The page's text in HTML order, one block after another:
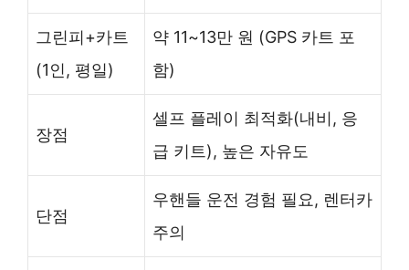
그린피+카트
(1인, 평일)
약 11~13만 원 (GPS 카트 포
함)
장점
셀프 플레이 최적화(내비, 응
급 키트), 높은 자유도
단점
우핸들 운전 경험 필요, 렌터카
주의